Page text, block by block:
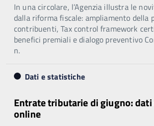
In una circolare, l’Agenzia illustra le
dalla riforma fiscale: ampliamento della
contribuenti, Tax control framework
benefici premiali e dialogo preventivo
n.
Dati e statistiche
Entrate tributarie di giugno:
online